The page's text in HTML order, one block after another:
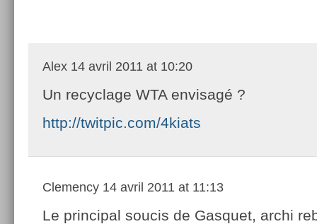
Alex 14 avril 2011 at 10:20
Un recyclage WTA envisagé ?
http://twitpic.com/4kiats
Clemency 14 avril 2011 at 11:13
Le principal soucis de Gasquet, archi